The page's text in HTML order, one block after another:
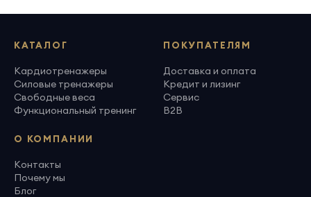
КАТАЛОГ
Кардиотренажеры
Силовые тренажеры
Свободные веса
Функциональный тренинг
ПОКУПАТЕЛЯМ
Доставка и оплата
Кредит и лизинг
Сервис
B2B
О КОМПАНИИ
Контакты
Почему мы
Блог